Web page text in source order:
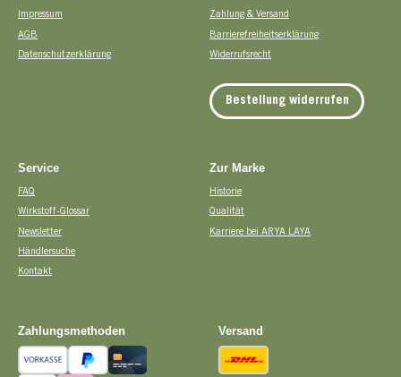
Impressum
AGB
Datenschutzerklärung
Zahlung & Versand
Barrierefreiheitserklärung
Widerrufsrecht
Bestellung widerrufen
Service
FAQ
Wirkstoff-Glossar
Newsletter
Händlersuche
Kontakt
Zur Marke
Historie
Qualität
Karriere bei ARYA LAYA
Zahlungsmethoden
Vorkasse PayPal Kreditkarte
Versand